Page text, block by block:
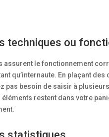
techniques ou
assurent le fonctionnement
qu’internaute. En plaçant
pas besoin de saisir à
éléments restent dans votre